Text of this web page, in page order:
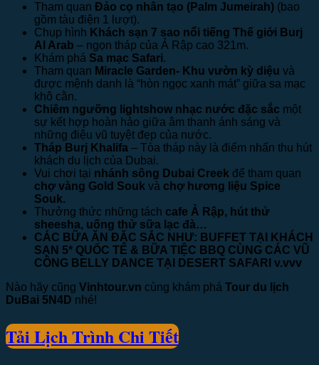
Tham quan Đảo cọ nhân tạo (Palm Jumeirah) (bao
gồm tàu điện 1 lượt).
Chụp hình Khách sạn 7 sao nổi tiếng Thế giới Burj
Al Arab – ngọn tháp của Ả Rập cao 321m.
Khám phá Sa mạc Safari.
Tham quan Miracle Garden- Khu vườn kỳ diệu và
được mệnh danh là “hòn ngọc xanh mát” giữa sa mạc
khô cằn.
Chiêm ngưỡng lightshow nhạc nước đặc sắc một
sự kết hợp hoàn hảo giữa âm thanh ánh sáng và
những điệu vũ tuyệt đẹp của nước.
Tháp Burj Khalifa – Tòa tháp này là điểm nhấn thu hút
khách du lịch của Dubai.
Vui chơi tại nhánh sông Dubai Creek để tham quan
chợ vàng Gold Souk và chợ hương liệu Spice
Souk.
Thưởng thức những tách cafe Ả Rập, hút thử
sheesha, uống thử sữa lạc đà…
CÁC BỮA ĂN ĐẶC SẮC NHƯ: BUFFET TẠI KHÁCH
SẠN 5* QUỐC TẾ & BỮA TIỆC BBQ CÙNG CÁC VŨ
CÔNG BELLY DANCE TẠI DESERT SAFARI v.vvv
Nào hãy cũng Vinhtour.vn cùng khám phá Tour du lịch
DuBai 5N4D nhé!
Tải Lịch Trình Chi Tiết